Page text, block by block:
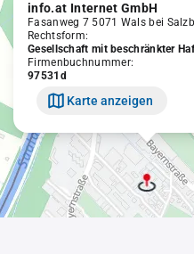
info.at Internet GmbH
Fasanweg 7 5071 Wals bei
Rechtsform:
Gesellschaft mit beschränkter
Firmenbuchnummer:
97531d
Karte anzeigen